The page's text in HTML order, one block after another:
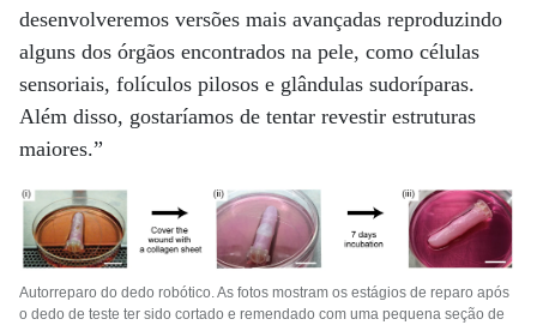
desenvolveremos versões mais avançadas reproduzindo
alguns dos órgãos encontrados na pele, como células
sensoriais, folículos pilosos e glândulas sudoríparas.
Além disso, gostaríamos de tentar revestir estruturas
maiores.”
Autorreparo do dedo robótico. As fotos mostram os estágios de reparo após
o dedo de teste ter sido cortado e remendado com uma pequena seção de